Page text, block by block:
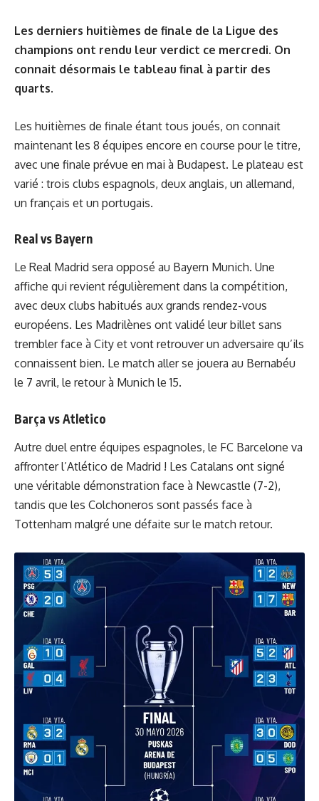
Les derniers huitièmes de finale de la Ligue des
champions ont rendu leur verdict ce mercredi. On
connait désormais le tableau final à partir des
quarts.
Les huitièmes de finale étant tous joués, on connait
maintenant les 8 équipes encore en course pour le titre,
avec une finale prévue en mai à Budapest. Le plateau est
varié : trois clubs espagnols, deux anglais, un allemand,
un français et un portugais.
Real vs Bayern
Le Real Madrid sera opposé au Bayern Munich. Une
affiche qui revient régulièrement dans la compétition,
avec deux clubs habitués aux grands rendez-vous
européens. Les Madrilènes ont validé leur billet sans
trembler face à City et vont retrouver un adversaire qu’ils
connaissent bien. Le match aller se jouera au Bernabéu
le 7 avril, le retour à Munich le 15.
Barça vs Atletico
Autre duel entre équipes espagnoles, le FC Barcelone va
affronter l’Atlético de Madrid ! Les Catalans ont signé
une véritable démonstration face à Newcastle (7-2),
tandis que les Colchoneros sont passés face à
Tottenham malgré une défaite sur le match retour.